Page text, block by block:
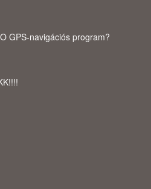
GPS-navigációs program?